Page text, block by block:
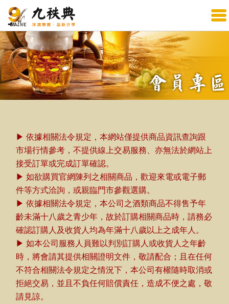
▶ 依據相關法令規定，本網站僅提供商品資訊查詢跟
市場行情參考，不提供線上交易服務、亦無法於網站上
接受訂單或完成訂單確認。
▶ 如欲購買官網陳列之相關商品，歡迎來電或電子郵
件等方式洽詢，或親臨門市參觀選購。
▶ 依據相關法令規定，本公司之酒類商品不得售予年
齡未滿十八歲之青少年，故於訂購相關商品時，請務必
確認訂購人及收貨人均為年滿十八歲以上之成年人。
▶ 如本公司服務人員難以判別訂購人或收貨人之年齡
時，將會請其提供相關證明文件，敬請配合；且在任何
不符合相關法令規定之情況下，本公司有權隨時取消或
拒絕交易，並且不負任何賠償責任，造成不便之處，敬
請見諒。